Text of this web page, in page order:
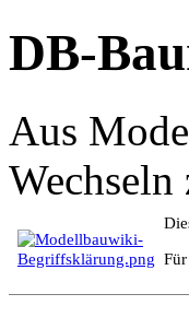
DB-
Aus
Wechseln